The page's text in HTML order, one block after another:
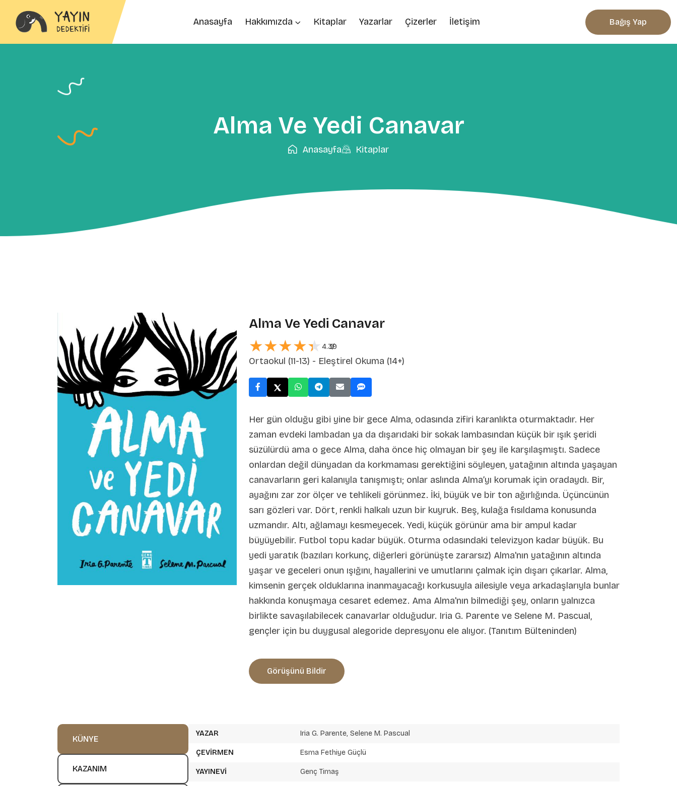
Anasayfa Hakkımızda Kitaplar Yazarlar Çizerler İletişim Bağış Yap
Alma Ve Yedi Canavar
Anasayfa Kitaplar
Alma Ve Yedi Canavar
★★★★★
★★★★★ 4.39
/
5
Ortaokul (11-13) - Eleştirel Okuma (14+)
Her gün olduğu gibi yine bir gece Alma, odasında zifiri karanlıkta oturmaktadır. Her
zaman evdeki lambadan ya da dışarıdaki bir sokak lambasından küçük bir ışık şeridi
süzülürdü ama o gece Alma, daha önce hiç olmayan bir şey ile karşılaşmıştı. Sadece
onlardan değil dünyadan da korkmaması gerektiğini söyleyen, yatağının altında yaşayan
canavarların geri kalanıyla tanışmıştı; onlar aslında Alma’yı korumak için oradaydı. Bir,
ayağını zar zor ölçer ve tehlikeli görünmez. İki, büyük ve bir ton ağırlığında. Üçüncünün
sarı gözleri var. Dört, renkli halkalı uzun bir kuyruk. Beş, kulağa fısıldama konusunda
uzmandır. Altı, ağlamayı kesmeyecek. Yedi, küçük görünür ama bir ampul kadar
büyüyebilir. Futbol topu kadar büyük. Oturma odasındaki televizyon kadar büyük. Bu
yedi yaratık (bazıları korkunç, diğerleri görünüşte zararsız) Alma'nın yatağının altında
yaşar ve geceleri onun ışığını, hayallerini ve umutlarını çalmak için dışarı çıkarlar. Alma,
kimsenin gerçek olduklarına inanmayacağı korkusuyla ailesiyle veya arkadaşlarıyla bunlar
hakkında konuşmaya cesaret edemez. Ama Alma'nın bilmediği şey, onların yalnızca
birlikte savaşılabilecek canavarlar olduğudur. Iria G. Parente ve Selene M. Pascual,
gençler için bu duygusal alegoride depresyonu ele alıyor. (Tanıtım Bülteninden)
Görüşünü Bildir
KÜNYE
KAZANIM
YAZAR Iria G. Parente, Selene M. Pascual
ÇEVIRMEN Esma Fethiye Güçlü
YAYINEVI Genç Timaş